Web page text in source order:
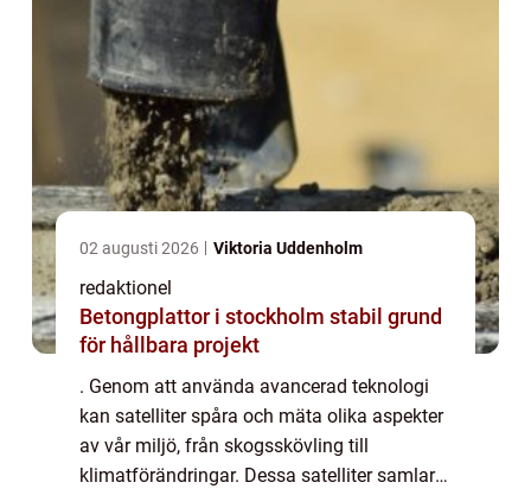
02 augusti 2026 Viktoria Uddenholm
redaktionel
Betongplattor i stockholm stabil grund
för hållbara projekt
. Genom att använda avancerad teknologi
kan satelliter spåra och mäta olika aspekter
av vår miljö, från skogsskövling till
klimatförändringar. Dessa satelliter samlar